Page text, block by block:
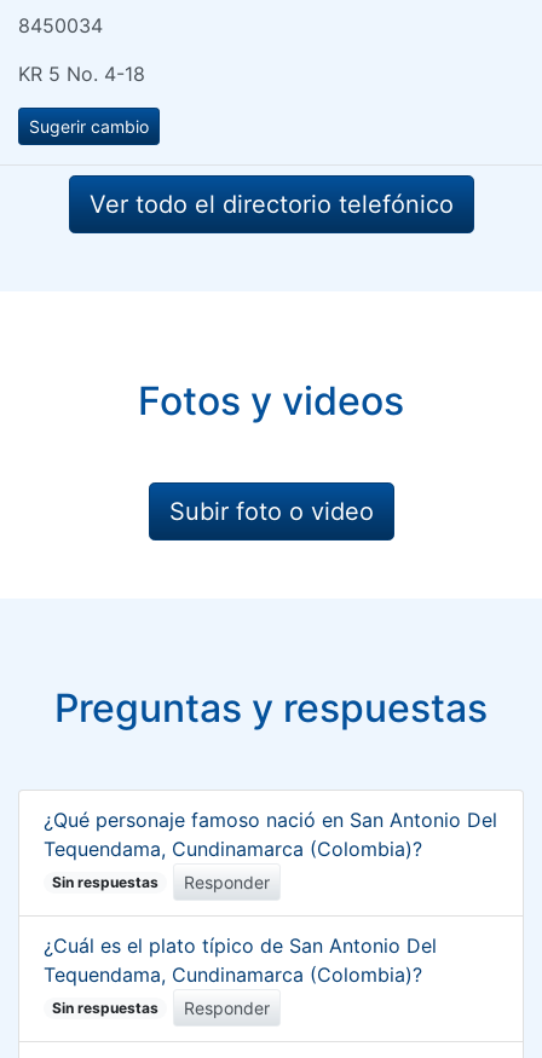
8450034
KR 5 No. 4-18
Sugerir cambio
Ver todo el directorio telefónico
Fotos y videos
Subir foto o video
Preguntas y respuestas
¿Qué personaje famoso nació en San Antonio Del
Tequendama, Cundinamarca (Colombia)?
Sin respuestas Responder
¿Cuál es el plato típico de San Antonio Del
Tequendama, Cundinamarca (Colombia)?
Sin respuestas Responder